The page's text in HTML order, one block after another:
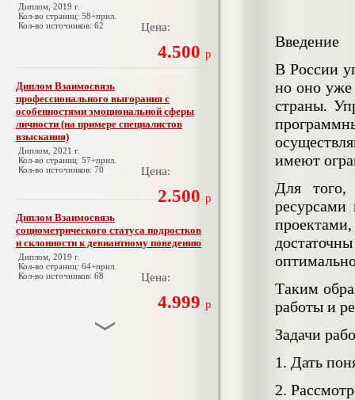
Диплом, 2019 г.
Кол-во страниц: 58+прил.
Кол-во источников: 62
Цена:
4.500 р
Диплом Взаимосвязь
профессионального выгорания с
особенностями эмоциональной сферы
личности (на примере специалистов
взыскания)
Диплом, 2021 г.
Кол-во страниц: 57+прил.
Кол-во источников: 70
Цена:
2.500 р
Диплом Взаимосвязь
социометрического статуса подростков
и склонности к девиантному поведению
Диплом, 2019 г.
Кол-во страниц: 64+прил.
Кол-во источников: 68
Цена:
4.999 р
Введение
В России
но оно уже
страны.
имеют
Для того,
ресурсами
Таким
работы и
Задачи
1. Дать
2.